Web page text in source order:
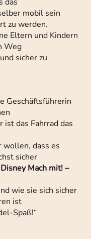
mobil sein
zu werden.
Eltern und Kindern
Weg
sicher zu
Geschäftsführerin
ist das Fahrrad das
dass es
sicher
Disney Mach mit! –
wie sie sich sicher
ist
Spaß!“